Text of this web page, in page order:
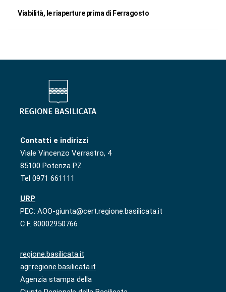
Viabilità, le riaperture prima di Ferragosto
Contatti e indirizzi
Viale Vincenzo Verrastro, 4
85100 Potenza PZ
Tel 0971 661111
URP
PEC: AOO-giunta@cert.regione.basilicata.it
C.F. 80002950766
regione.basilicata.it
agr.regione.basilicata.it
Agenzia stampa della